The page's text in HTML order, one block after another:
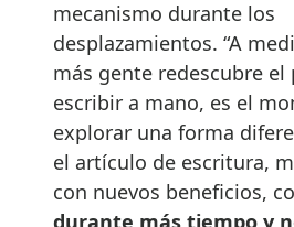
mecanismo durante los
desplazamientos. “A
más gente redescubre el
escribir a mano, es el
explorar una forma
el artículo de escritura,
con nuevos beneficios,
durante más tiempo y